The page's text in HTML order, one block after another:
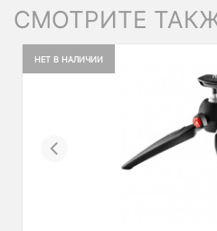
СМОТРИТЕ
НЕТ В НАЛИЧИИ
Previous